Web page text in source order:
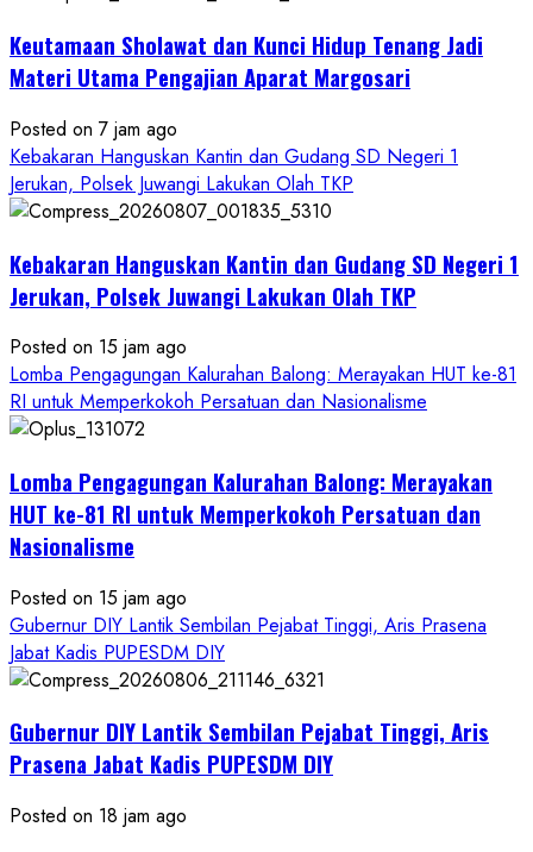
Keutamaan Sholawat dan Kunci Hidup Tenang Jadi
Materi Utama Pengajian Aparat Margosari
Posted on 7 jam ago
Kebakaran Hanguskan Kantin dan Gudang SD Negeri 1
Jerukan, Polsek Juwangi Lakukan Olah TKP
Kebakaran Hanguskan Kantin dan Gudang SD Negeri 1
Jerukan, Polsek Juwangi Lakukan Olah TKP
Posted on 15 jam ago
Lomba Pengagungan Kalurahan Balong: Merayakan HUT ke-81
RI untuk Memperkokoh Persatuan dan Nasionalisme
Lomba Pengagungan Kalurahan Balong: Merayakan
HUT ke-81 RI untuk Memperkokoh Persatuan dan
Nasionalisme
Posted on 15 jam ago
Gubernur DIY Lantik Sembilan Pejabat Tinggi, Aris Prasena
Jabat Kadis PUPESDM DIY
Gubernur DIY Lantik Sembilan Pejabat Tinggi, Aris
Prasena Jabat Kadis PUPESDM DIY
Posted on 18 jam ago